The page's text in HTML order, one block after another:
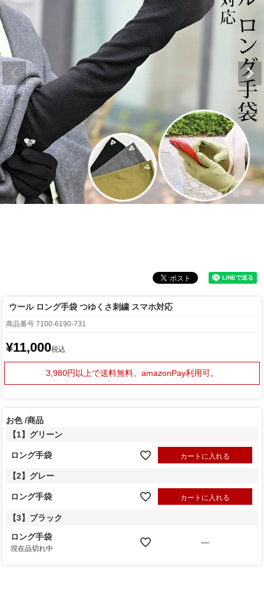
ウール ロング手袋 つゆくさ刺繍 スマホ対応
商品番号 7100-6190-731
¥11,000税込
3,980円以上で送料無料。 amazonPay利用可。
お色 商品
【1】グリーン
ロング手袋 カートに入れる
【2】グレー
ロング手袋 カートに入れる
【3】ブラック
ロング手袋
現在品切れ中
—